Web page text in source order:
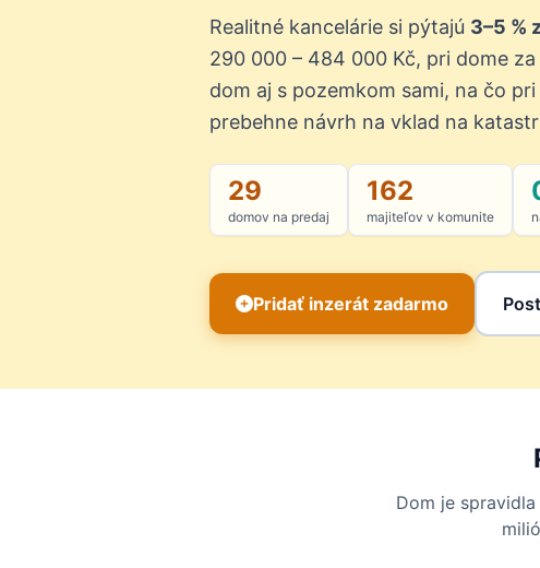
Realitné kancelárie si pýtajú 3–5 %
290 000 – 484 000 Kč, pri dome
dom aj s pozemkom sami, na čo
prebehne návrh na vklad na
29
domov na predaj
162
majiteľov v komunite
Pridať inzerát zadarmo
Dom je